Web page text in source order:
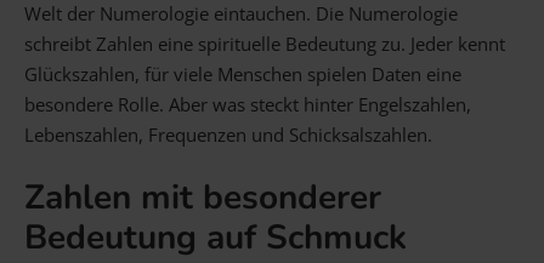
FAQ Häufig gestellte Fragen
Schmuck Ratgeber
Schneller Versand
Welt der Numerologie eintauchen. Die Numerologie
schreibt Zahlen eine spirituelle Bedeutung zu. Jeder kennt
Glückszahlen, für viele Menschen spielen Daten eine
besondere Rolle. Aber was steckt hinter Engelszahlen,
Lebenszahlen, Frequenzen und Schicksalszahlen.
Zahlen mit besonderer
Bedeutung auf Schmuck